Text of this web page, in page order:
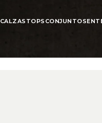
CALZAS TOPS CONJUNTOS